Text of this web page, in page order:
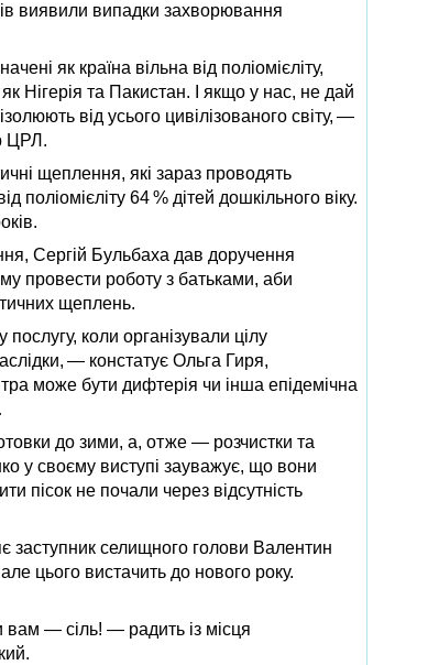
виявили випадки захворювання
як країна вільна від поліомієліту,
Нігерія та Пакистан. І якщо у нас, не дай
від усього цивілізованого світу, —
ЦРЛ.
щеплення, які зараз проводять
64 % дітей дошкільного віку.
Сергій Бульбаха дав доручення
провести роботу з батьками, аби
щеплень.
коли організували цілу
— констатує Ольга Гиря,
може бути дифтерія чи інша епідемічна
до зими, а, отже — розчистки та
у своєму виступі зауважує, що вони
пісок не почали через відсутність
селищного голови Валентин
цього вистачить до нового року.
— сіль! — радить із місця